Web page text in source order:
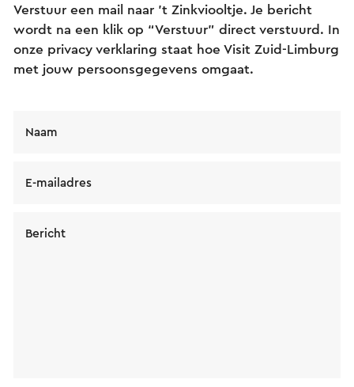
Verstuur een mail naar 't Zinkviooltje. Je bericht
wordt na een klik op “Verstuur” direct verstuurd. In
onze privacy verklaring staat hoe Visit Zuid-Limburg
met jouw persoonsgegevens omgaat.
Naam
E-mailadres
Bericht